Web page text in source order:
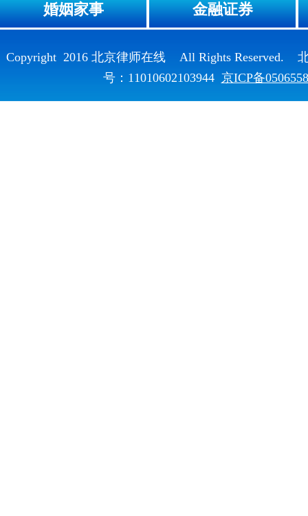
婚姻家事 金融证券
Copyright 2016 北京律师在线 All Rights Reserved.
号：11010602103944 京ICP备